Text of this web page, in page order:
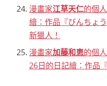
漫畫家江草天仁的個
繪：作品『びんちょ
新獵人！
漫畫家加藤和恵的個
26日的日記繪：作品